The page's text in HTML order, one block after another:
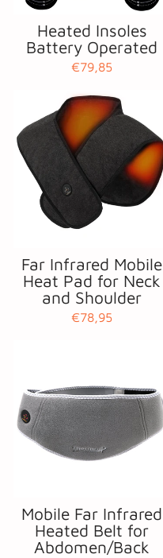
Heated Insoles
Battery Operated
€79,85
Far Infrared Mobile
Heat Pad for Neck
and Shoulder
€78,95
Mobile Far Infrared
Heated Belt for
Abdomen/Back